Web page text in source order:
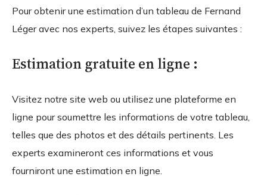
Pour obtenir une estimation d’un tableau de Fernand
Léger avec nos experts, suivez les étapes suivantes :
Estimation gratuite en ligne :
Visitez notre site web ou utilisez une plateforme en
ligne pour soumettre les informations de votre tableau,
telles que des photos et des détails pertinents. Les
experts examineront ces informations et vous
fourniront une estimation en ligne.